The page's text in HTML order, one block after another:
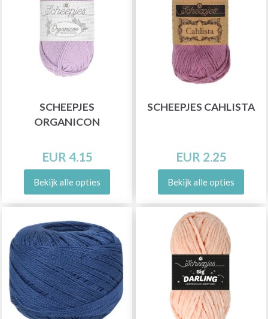
SCHEEPJES
ORGANICON
EUR 4.15
Bekijk alle opties
SCHEEPJES CAHLISTA
EUR 2.25
Bekijk alle opties